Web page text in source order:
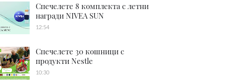
Спечелете 8 комплекта с летни
награди NIVEA SUN
12:54
Спечелете 30 кошници с
продукти Nestle
10:30